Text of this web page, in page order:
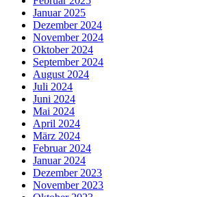
Januar 2025
Dezember 2024
November 2024
Oktober 2024
September 2024
August 2024
Juli 2024
Juni 2024
Mai 2024
April 2024
März 2024
Februar 2024
Januar 2024
Dezember 2023
November 2023